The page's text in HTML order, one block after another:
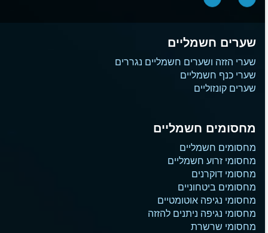
שערים חשמליים
שערי הזזה ושערים חשמליים נגררים
שערי כנף חשמליים
שערים קונזוליים
מחסומים חשמליים
מחסומים חשמליים
מחסומי זרוע חשמליים
מחסומי דוקרנים
מחסומים ביטחוניים
מחסומי נגיפה אוטומטיים
מחסומי נגיפה ניתנים להזזה
מחסומי שרשרת